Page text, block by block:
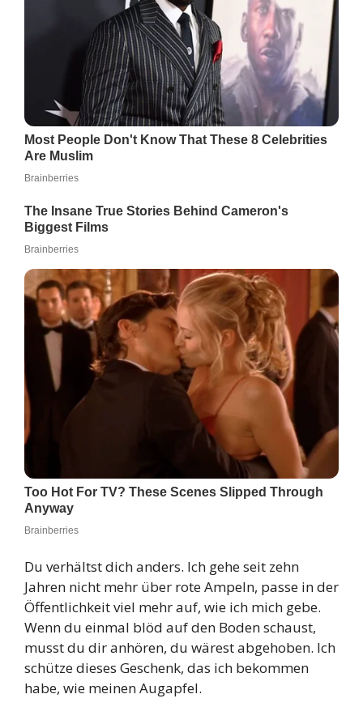
Du verhältst dich anders. Ich gehe seit zehn
Jahren nicht mehr über rote Ampeln, passe in der
Öffentlichkeit viel mehr auf, wie ich mich gebe.
Wenn du einmal blöd auf den Boden schaust,
musst du dir anhören, du wärest abgehoben. Ich
schütze dieses Geschenk, das ich bekommen
habe, wie meinen Augapfel.